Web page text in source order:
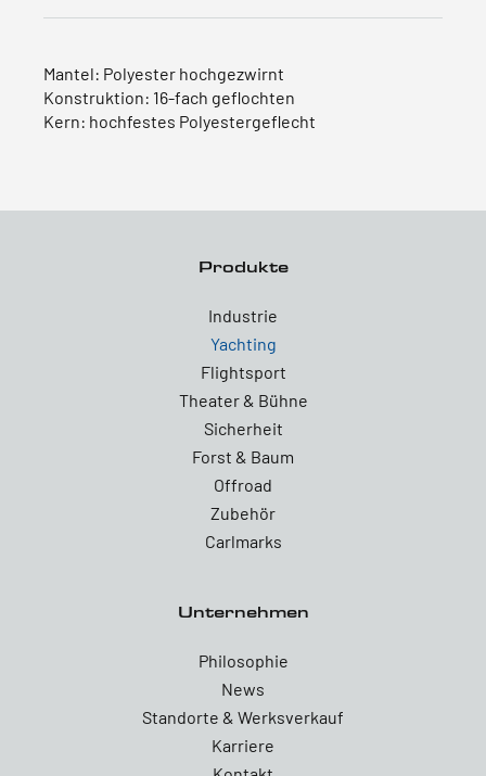
Mantel: Polyester hochgezwirnt
Konstruktion: 16-fach geflochten
Kern: hochfestes Polyestergeflecht
Produkte
Industrie
Yachting
Flightsport
Theater & Bühne
Sicherheit
Forst & Baum
Offroad
Zubehör
Carlmarks
Unternehmen
Philosophie
News
Standorte & Werksverkauf
Karriere